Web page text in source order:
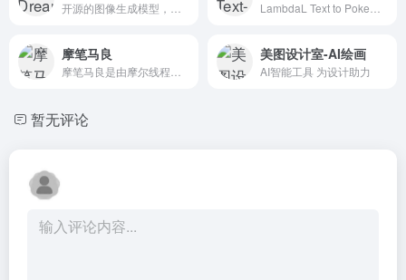
摩笔马良 美图设计室-AI绘画
AI智能工具 为设计助力
暂无评论